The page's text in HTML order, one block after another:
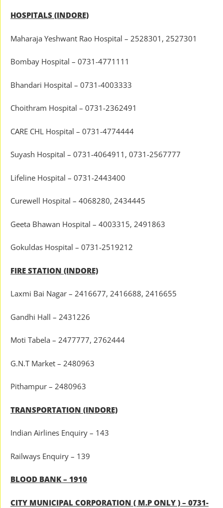
HOSPITALS (INDORE)
Maharaja Yeshwant Rao Hospital – 2528301, 2527301
Bombay Hospital – 0731-4771111
Bhandari Hospital – 0731-4003333
Choithram Hospital – 0731-2362491
CARE CHL Hospital – 0731-4774444
Suyash Hospital – 0731-4064911, 0731-2567777
Lifeline Hospital – 0731-2443400
Curewell Hospital – 4068280, 2434445
Geeta Bhawan Hospital – 4003315, 2491863
Gokuldas Hospital – 0731-2519212
FIRE STATION (INDORE)
Laxmi Bai Nagar – 2416677, 2416688, 2416655
Gandhi Hall – 2431226
Moti Tabela – 2477777, 2762444
G.N.T Market – 2480963
Pithampur – 2480963
TRANSPORTATION (INDORE)
Indian Airlines Enquiry – 143
Railways Enquiry – 139
BLOOD BANK – 1910
CITY MUNICIPAL CORPORATION ( M.P ONLY ) – 0731-